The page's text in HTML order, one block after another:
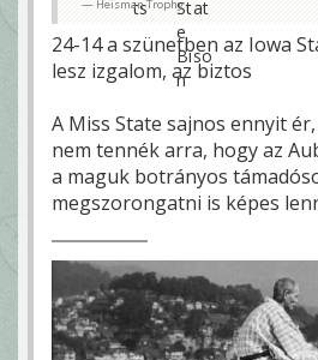
Heisman Trophy
24-14 a szünetben az Iowa
lesz izgalom, az biztos
A Miss State sajnos ennyit
nem tennék arra, hogy az
a maguk botrányos
megszorongatni is képes